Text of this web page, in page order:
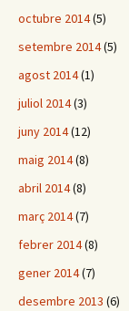
octubre 2014(5)
setembre 2014(5)
agost 2014(1)
juliol 2014(3)
juny 2014(12)
maig 2014(8)
abril 2014(8)
març 2014(7)
febrer 2014(8)
gener 2014(7)
desembre 2013 (6)